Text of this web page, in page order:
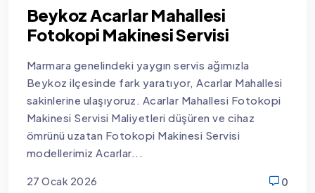
Beykoz Acarlar Mahallesi
Fotokopi Makinesi Servisi
Marmara genelindeki yaygın servis ağımızla
Beykoz ilçesinde fark yaratıyor, Acarlar Mahallesi
sakinlerine ulaşıyoruz. Acarlar Mahallesi Fotokopi
Makinesi Servisi Maliyetleri düşüren ve cihaz
ömrünü uzatan Fotokopi Makinesi Servisi
modellerimiz Acarlar...
27 Ocak 2026
0